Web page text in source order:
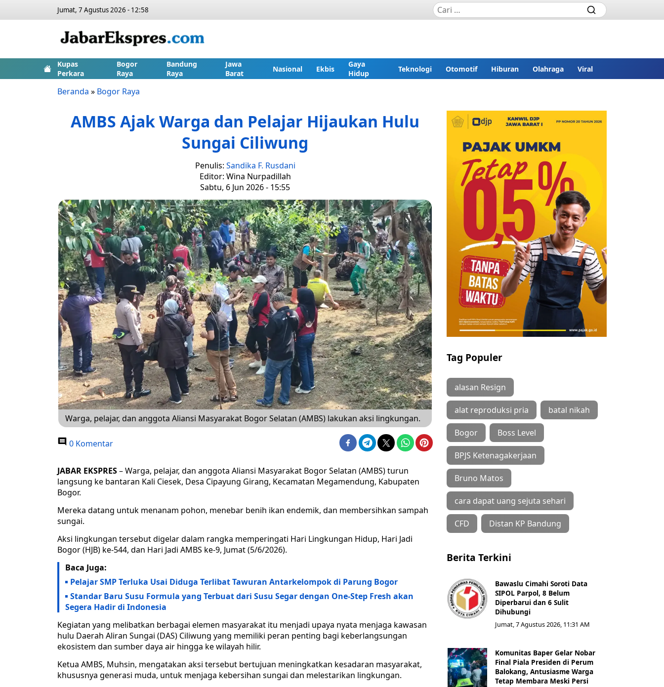
Jumat, 7 Agustus 2026 - 12:58
Kupas
Perkara
Bogor
Raya
Bandung
Raya
Jawa
Barat
Nasional Ekbis
Gaya
Hidup
Teknologi Otomotif Hiburan Olahraga Viral
Beranda » Bogor Raya
AMBS Ajak Warga dan Pelajar Hijaukan Hulu
Sungai Ciliwung
Penulis: Sandika F. Rusdani
Editor: Wina Nurpadillah
Sabtu, 6 Jun 2026 - 15:55
Warga, pelajar, dan anggota Aliansi Masyarakat Bogor Selatan (AMBS) lakukan aksi lingkungan.
0 Komentar
JABAR EKSPRES– Warga, pelajar, dan anggota Aliansi Masyarakat Bogor Selatan (AMBS) turun
langsung ke bantaran Kali Ciesek, Desa Cipayung Girang, Kecamatan Megamendung, Kabupaten
Bogor.
Mereka datang untuk menanam pohon, menebar benih ikan endemik, dan membersihkan sampah
sungai.
Aksi lingkungan tersebut digelar dalam rangka memperingati Hari Lingkungan Hidup, Hari Jadi
Bogor (HJB) ke-544, dan Hari Jadi AMBS ke-9, Jumat (5/6/2026).
Baca Juga:
Pelajar SMP Terluka Usai Diduga Terlibat Tawuran Antarkelompok di Parung Bogor
Standar Baru Susu Formula yang Terbuat dari Susu Segar dengan One-Step Fresh akan
Segera Hadir di Indonesia
Kegiatan yang melibatkan berbagai elemen masyarakat itu menjadi upaya nyata menjaga kawasan
hulu Daerah Aliran Sungai (DAS) Ciliwung yang memiliki peran penting bagi keberlangsungan
ekosistem dan sumber daya air hingga ke wilayah hilir.
Ketua AMBS, Muhsin, mengatakan aksi tersebut bertujuan meningkatkan kesadaran masyarakat,
khususnya generasi muda, untuk menjaga kebersihan sungai dan melestarikan lingkungan.
Tag Populer
alasan Resign
alat reproduksi pria batal nikah
Bogor Boss Level
BPJS Ketenagakerjaan
Bruno Matos
cara dapat uang sejuta sehari
CFD Distan KP Bandung
Berita Terkini
Bawaslu Cimahi Soroti Data
SIPOL Parpol, 8 Belum
Diperbarui dan 6 Sulit
Dihubungi
Jumat, 7 Agustus 2026, 11:31 AM
Komunitas Baper Gelar Nobar
Final Piala Presiden di Perum
Balokang, Antusiasme Warga
Tetap Membara Meski Persi